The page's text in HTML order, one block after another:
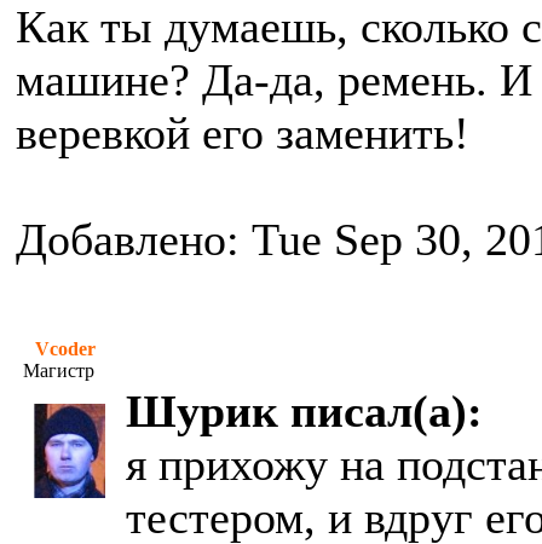
Как ты думаешь, сколько
машине? Да-да, ремень. И
веревкой его заменить!
Добавлено: Tue Sep 30,
Vcoder
Магистр
Шурик писал(а):
я прихожу на
тестером, и вдруг